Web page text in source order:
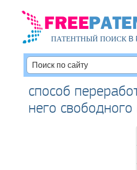
ПАТЕНТНЫЙ ПОИСКВ
способ
него